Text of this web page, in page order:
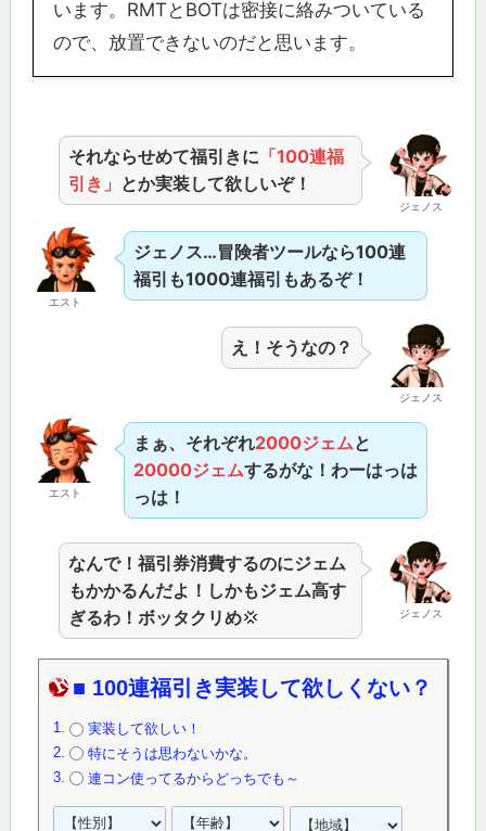
います。RMTとBOTは密接に絡みついている
ので、放置できないのだと思います。
ジェノス
それならせめて福引きに 「100連福
引き」 とか実装して欲しいぞ！
エスト
ジェノス…冒険者ツールなら100連
福引も1000連福引もあるぞ！
ジェノス
え！そうなの？
エスト
まぁ、それぞれ2000ジェムと
20000ジェムするがな！わーはっは
っは！
ジェノス
なんで！福引券消費するのにジェム
もかかるんだよ！しかもジェム高す
ぎるわ！ボッタクリめ💢
■ 100連福引き実装して欲しくない？
実装して欲しい！
特にそうは思わないかな。
連コン使ってるからどっちでも～